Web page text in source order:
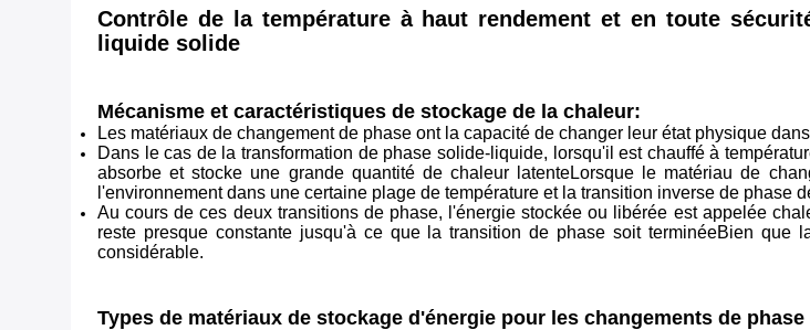
Contrôle de la température à haut rendement et en toute
liquide solide
Mécanisme et caractéristiques de stockage de la chaleur:
Les matériaux de changement de phase ont la capacité de changer leur état physique
Dans le cas de la transformation de phase solide-liquide, lorsqu'il est chauffé à
absorbe et stocke une grande quantité de chaleur latenteLorsque le matériau de
l'environnement dans une certaine plage de température et la transition inverse de phase
Au cours de ces deux transitions de phase, l'énergie stockée ou libérée est appelée
reste presque constante jusqu'à ce que la transition de phase soit terminéeBien que
considérable.
Types de matériaux de stockage d'énergie pour les changements de